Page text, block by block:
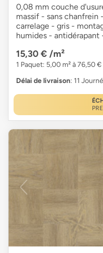
0,08 mm couche
massif - sans
carrelage - gris -
humides - antidérapant
15,30 € /m²
1 Paquet: 5,00 m² à 76,50 €
Délai de livraison: 11